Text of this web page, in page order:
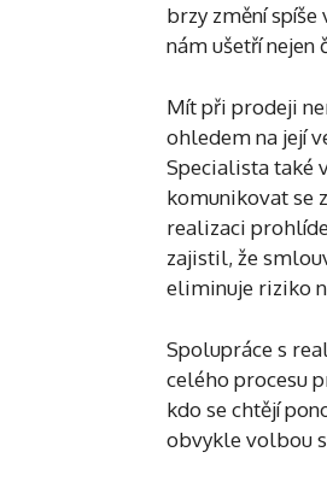
brzy změní
nám ušetří nejen
Mít při prodeji
ohledem na její
Specialista také
komunikovat se
realizaci
zajistil, že
eliminuje riziko
Spolupráce s
celého procesu
kdo se chtějí
obvykle volbou